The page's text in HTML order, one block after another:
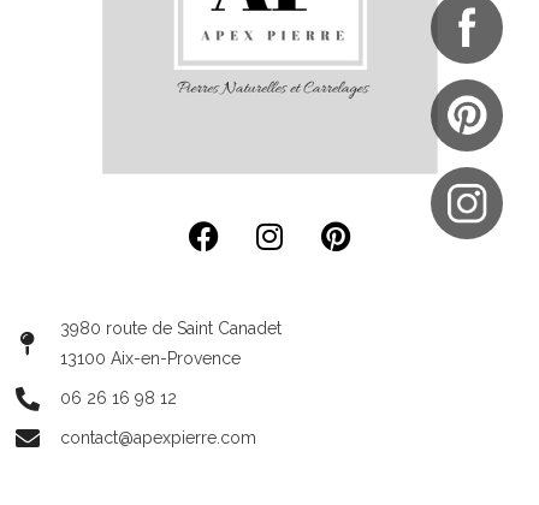
3980 route de Saint Canadet
13100 Aix-en-Provence
06 26 16 98 12
contact@apexpierre.com